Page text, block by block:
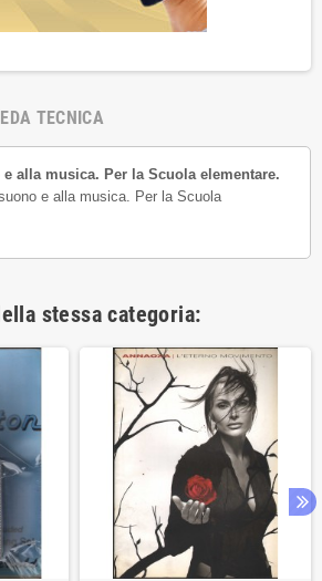
TECNICA
alla musica. Per la Scuola elementare.
e alla musica. Per la Scuola
stessa categoria: